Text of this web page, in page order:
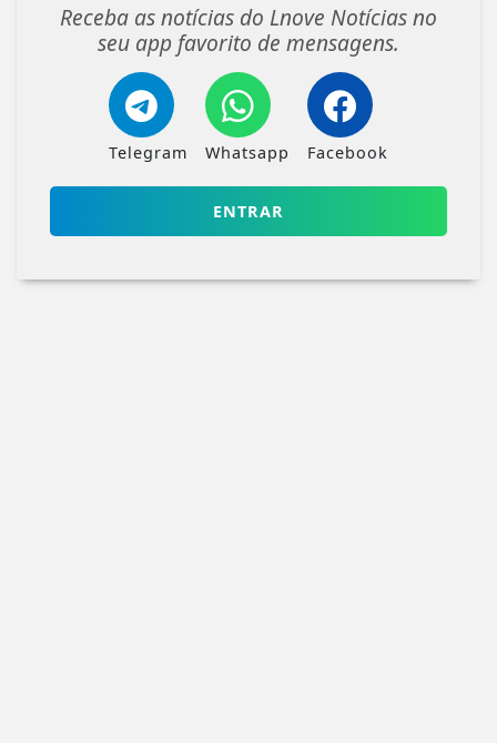
Receba as notícias do Lnove Notícias no
seu app favorito de mensagens.
Telegram Whatsapp Facebook
ENTRAR